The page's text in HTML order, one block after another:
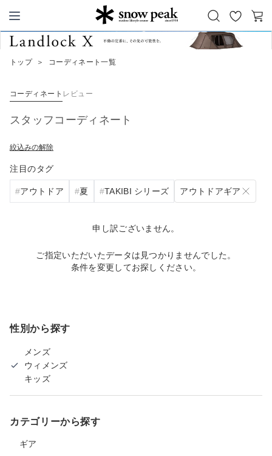
Snow Peak
お
気
カ
トップ ＞ コーディネート一覧
コーディネート レビュー
スタッフコーディネート
絞込みの解除
注目のタグ
アウトドア 夏 TAKIBI シリーズ アウトドアギア
申し訳ございません。
ご指定いただいたデータは見つかりませんでした。
条件を変更してお探しください。
性別から探す
メンズ
ウィメンズ
キッズ
カテゴリーから探す
ギア